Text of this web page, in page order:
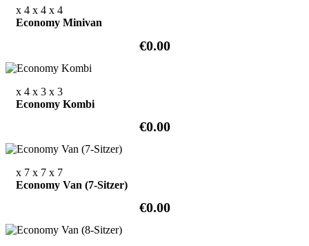
x 4 x 4 x 4
Economy Minivan
€0.00
x 4 x 3 x 3
Economy Kombi
€0.00
x 7 x 7 x 7
Economy Van (7-Sitzer)
€0.00